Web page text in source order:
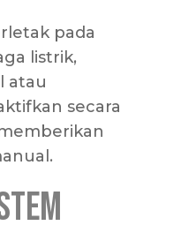
pada
listrik,
atau
secara